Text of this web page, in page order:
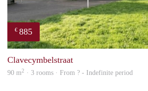
€ 885
Clavecymbelstraat
90 m2 · 3 rooms · From ? - Indefinite period